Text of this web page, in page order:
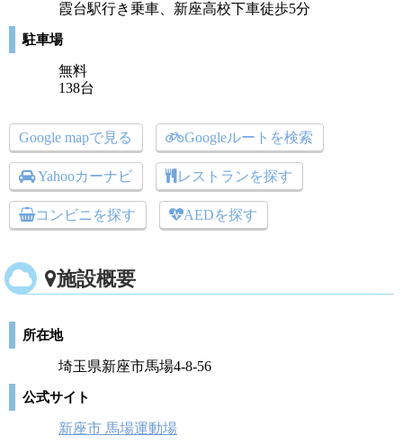
霞台駅行き乗車、新座高校下車徒歩5分
駐車場
無料
138台
Google mapで見る Googleルートを検索
Yahooカーナビ レストランを探す
コンビニを探す AEDを探す
施設概要
所在地
埼玉県新座市馬場4-8-56
公式サイト
新座市 馬場運動場